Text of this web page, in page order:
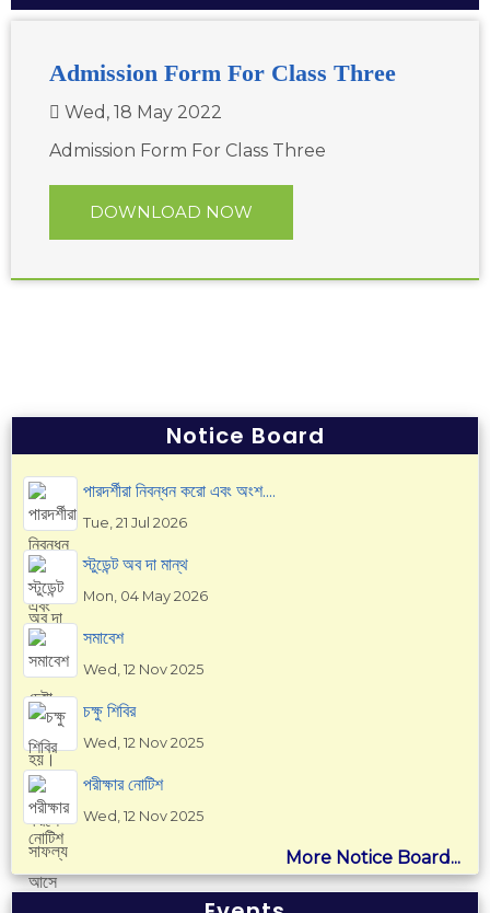
Admission Form For Class Three
Wed, 18 May 2022
Admission Form For Class Three
DOWNLOAD NOW
Notice Board
পারদর্শীরা নিবন্ধন করো এবং অংশ....
Tue, 21 Jul 2026
স্টুডেন্ট অব দা মান্থ
Mon, 04 May 2026
সমাবেশ
Wed, 12 Nov 2025
চক্ষু শিবির
Wed, 12 Nov 2025
পরীক্ষার নোটিশ
Wed, 12 Nov 2025
More Notice Board...